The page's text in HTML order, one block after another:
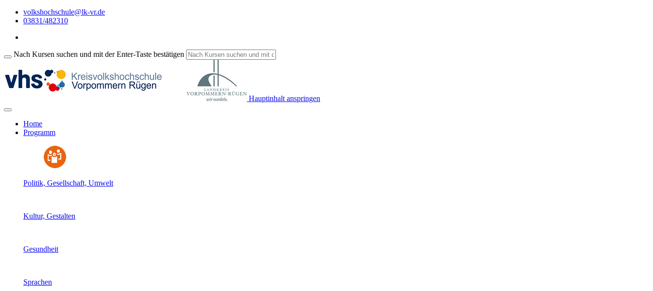
volkshochschule@lk-vr.de
03831/482310
Nach Kursen suchen und mit der Enter-Taste bestätigen
Hauptinhalt anspringen
Home
Programm
Politik, Gesellschaft, Umwelt
Kultur, Gestalten
Gesundheit
Sprachen